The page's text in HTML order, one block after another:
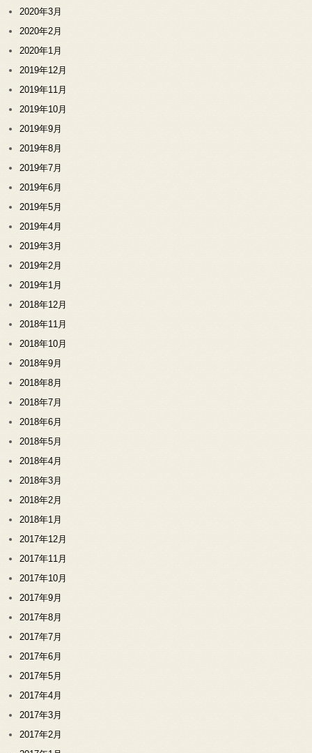
2020年3月
2020年2月
2020年1月
2019年12月
2019年11月
2019年10月
2019年9月
2019年8月
2019年7月
2019年6月
2019年5月
2019年4月
2019年3月
2019年2月
2019年1月
2018年12月
2018年11月
2018年10月
2018年9月
2018年8月
2018年7月
2018年6月
2018年5月
2018年4月
2018年3月
2018年2月
2018年1月
2017年12月
2017年11月
2017年10月
2017年9月
2017年8月
2017年7月
2017年6月
2017年5月
2017年4月
2017年3月
2017年2月